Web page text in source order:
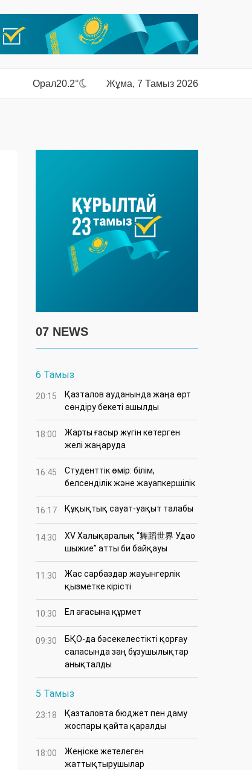
Орал20.2° Жұма, 7 Тамыз 2026
07 NEWS
6 Тамыз
20:15
Қазталов ауданында жаңа өрт
сөндіру бекеті ашылды
18:00
Жарты ғасыр жүгін көтерген
желі жаңаруда
16:45
Студенттік өмір: білім,
белсенділік және жауапкершілік
16:17 Құқықтық сауат-уақыт талабы
14:30
XV Халықаралық “舞蹈世界 Удао
шыжие” атты би байқауы
11:30
Жас сарбаздар жауынгерлік
қызметке кірісті
10:30 Ел ағасына құрмет
09:30
БҚО-да бәсекелестікті қорғау
саласында заң бұзушылықтар
анықталды
5 Тамыз
23:18
Қазталовта бюджет пен даму
жоспары қайта қаралды
18:00
Жеңіске жетелеген
жаттықтырушылар